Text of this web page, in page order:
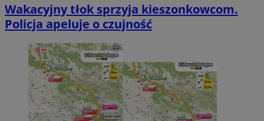
Wakacyjny tłok sprzyja kieszonkowcom.
Policja apeluje o czujność